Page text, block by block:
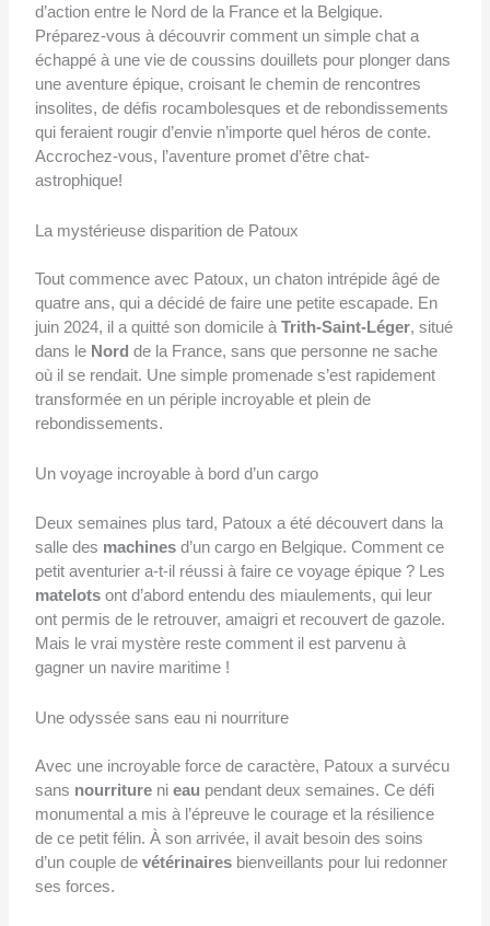
d’action entre le Nord de la France et la Belgique.
Préparez-vous à découvrir comment un simple chat a
échappé à une vie de coussins douillets pour plonger dans
une aventure épique, croisant le chemin de rencontres
insolites, de défis rocambolesques et de rebondissements
qui feraient rougir d’envie n’importe quel héros de conte.
Accrochez-vous, l’aventure promet d’être chat-
astrophique!
La mystérieuse disparition de Patoux
Tout commence avec Patoux, un chaton intrépide âgé de
quatre ans, qui a décidé de faire une petite escapade. En
juin 2024, il a quitté son domicile àTrith-Saint-Léger, situé
dans le Nord de la France, sans que personne ne sache
où il se rendait. Une simple promenade s’est rapidement
transformée en un périple incroyable et plein de
rebondissements.
Un voyage incroyable à bord d’un cargo
Deux semaines plus tard, Patoux a été découvert dans la
salle des machines d’un cargo en Belgique. Comment ce
petit aventurier a-t-il réussi à faire ce voyage épique ? Les
matelots ont d’abord entendu des miaulements, qui leur
ont permis de le retrouver, amaigri et recouvert de gazole.
Mais le vrai mystère reste comment il est parvenu à
gagner un navire maritime !
Une odyssée sans eau ni nourriture
Avec une incroyable force de caractère, Patoux a survécu
sans nourriture nieau pendant deux semaines. Ce défi
monumental a mis à l’épreuve le courage et la résilience
de ce petit félin. À son arrivée, il avait besoin des soins
d’un couple devétérinaires bienveillants pour lui redonner
ses forces.